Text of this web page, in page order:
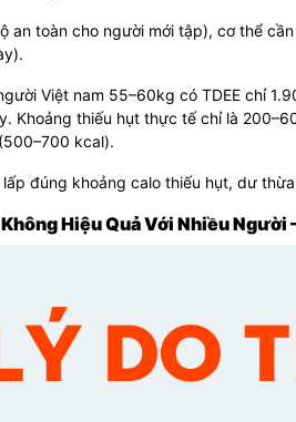
toàn cho người mới tập), cơ thể
Việt nam 55–60kg có TDEE chỉ
Khoảng thiếu hụt thực tế chỉ là
kcal).
đúng khoảng calo thiếu hụt, dư
Hiệu Quả Với Nhiều Người